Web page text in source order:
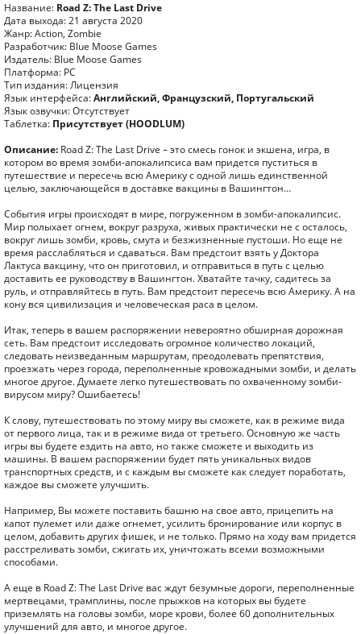
Название: Road Z: The Last Drive
Дата выхода: 21 августа 2020
Жанр: Action, Zombie
Разработчик: Blue Moose Games
Издатель: Blue Moose Games
Платформа: PC
Тип издания: Лицензия
Язык интерфейса:Английский, Французский, Португальский
Язык озвучки: Отсутствует
Таблетка: Присутствует (HOODLUM)
Описание: Road Z: The Last Drive – это смесь гонок и экшена, игра, в
котором во время зомби-апокалипсиса вам придется пуститься в
путешествие и пересечь всю Америку с одной лишь единственной
целью, заключающейся в доставке вакцины в Вашингтон…
События игры происходят в мире, погруженном в зомби-апокалипсис.
Мир полыхает огнем, вокруг разруха, живых практически не с осталось,
вокруг лишь зомби, кровь, смута и безжизненные пустоши. Но еще не
время расслабляться и сдаваться. Вам предстоит взять у Доктора
Лактуса вакцину, что он приготовил, и отправиться в путь с целью
доставить ее руководству в Вашингтон. Хватайте тачку, садитесь за
руль, и отправляйтесь в путь. Вам предстоит пересечь всю Америку. А на
кону вся цивилизация и человеческая раса в целом.
Итак, теперь в вашем распоряжении невероятно обширная дорожная
сеть. Вам предстоит исследовать огромное количество локаций,
следовать неизведанным маршрутам, преодолевать препятствия,
проезжать через города, переполненные кровожадными зомби, и делать
многое другое. Думаете легко путешествовать по охваченному зомби-
вирусом миру? Ошибаетесь!
К слову, путешествовать по этому миру вы сможете, как в режиме вида
от первого лица, так и в режиме вида от третьего. Основную же часть
игры вы будете ездить на авто, но также сможете и выходить из
машины. В вашем распоряжении будет пять уникальных видов
транспортных средств, и с каждым вы сможете как следует поработать,
каждое вы сможете улучшить.
Например, Вы можете поставить башню на свое авто, прицепить на
капот пулемет или даже огнемет, усилить бронирование или корпус в
целом, добавить других фишек, и не только. Прямо на ходу вам придется
расстреливать зомби, сжигать их, уничтожать всеми возможными
способами.
А еще в Road Z: The Last Drive вас ждут безумные дороги, переполненные
мертвецами, трамплины, после прыжков на которых вы будете
приземлять на головы зомби, море крови, более 60 дополнительных
улучшений для авто, и многое другое.